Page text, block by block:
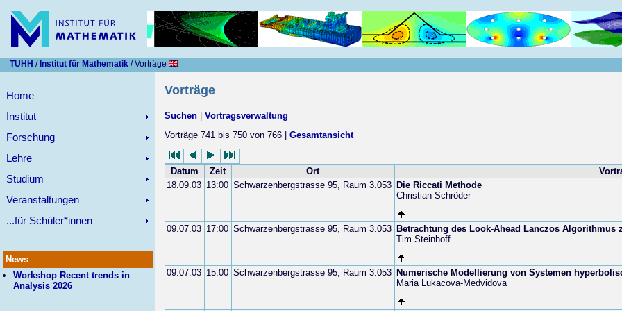
TUHH / Institut für Mathematik/ Vorträge
Home
Institut
Forschung
Lehre
Studium
Veranstaltungen
...für Schüler*innen
News
Workshop Recent trends in
Analysis 2026
Vorträge
Suchen| Vortragsverwaltung
Vorträge 741 bis 750 von 766 | Gesamtansicht
Datum Zeit Ort
18.09.03 13:00 Schwarzenbergstrasse 95, Raum 3.053 Die Riccati Methode
Christian Schröder
09.07.03 17:00 Schwarzenbergstrasse 95, Raum 3.053 Betrachtung des Look-Ahead Lanczos
Tim Steinhoff
09.07.03 15:00 Schwarzenbergstrasse 95, Raum 3.053 Numerische Modellierung von Systemen
Maria Lukacova-Medvidova